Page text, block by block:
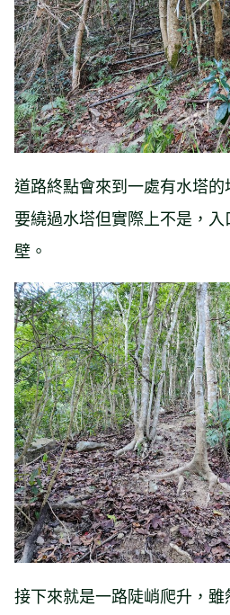
道路終點會來到一處有水塔
要繞過水塔但實際上不是，
壁。
接下來就是一路陡峭爬升，